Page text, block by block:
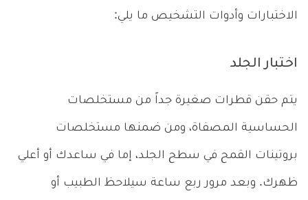
الاختبارات وأدوات التشخيص ما يلي:
اختبار الجلد
يتم حقن قطرات صغيرة جداً من مستخلصات
الحساسية المصفاة، ومن ضمنها مستخلصات
بروتينات القمح في سطح الجلد، إما في ساعدك أو أعلي
ظهرك. وبعد مرور ربع ساعة سيلاحظ الطبيب أو